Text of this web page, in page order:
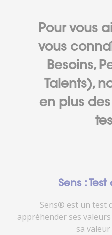
Pour vous
vous
Besoins,
Talents),
en plus
Sens :
Sens® est un test
appréhender ses
sa